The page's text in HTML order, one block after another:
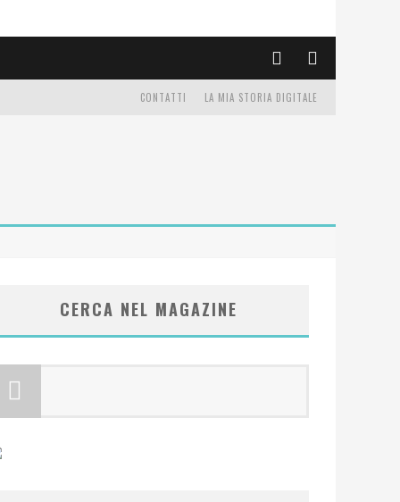
LA MIA STORIA DIGITALE
CONTATTI
CERCA NEL MAGAZINE